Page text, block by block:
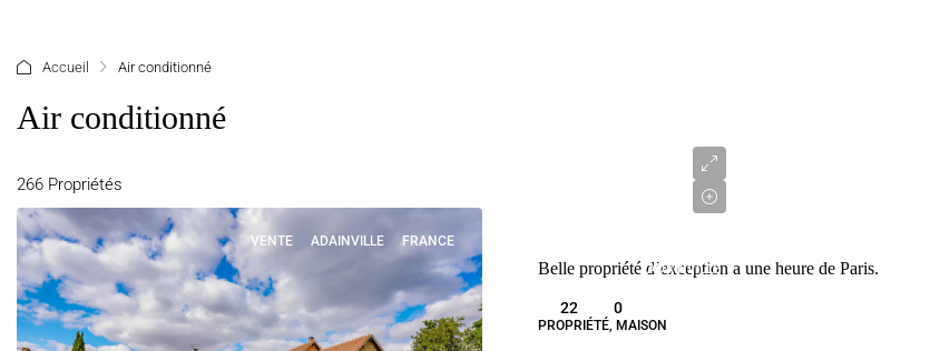
Accueil Air conditionné
Air conditionné
266 Propriétés
VENTE ADAINVILLE FRANCE
ADAINVILLE
Belle propriété d’exception a une heure de Paris.
22 0
PROPRIÉTÉ, MAISON